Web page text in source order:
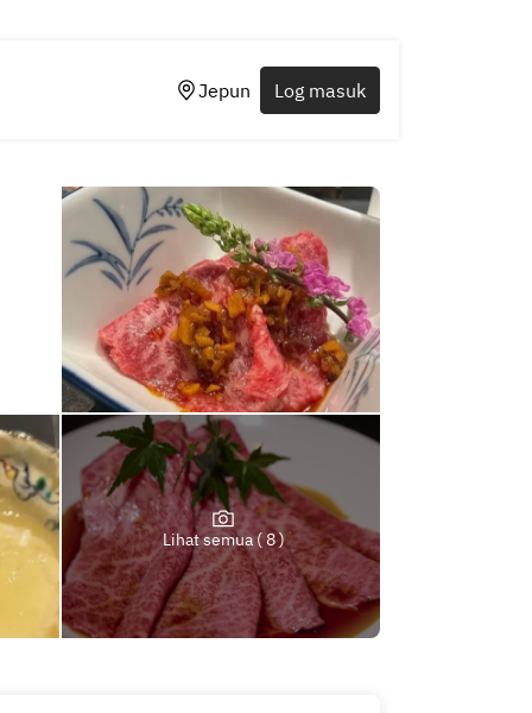
Jepun Log masuk
Lihat semua ( 8 )